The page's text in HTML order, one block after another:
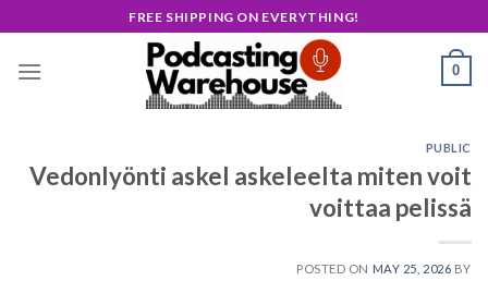
to
content
FREE SHIPPING ON EVERYTHING!
0
PUBLIC
Vedonlyönti askel askeleelta miten voit
voittaa pelissä
POSTED ON MAY 25, 2026 BY